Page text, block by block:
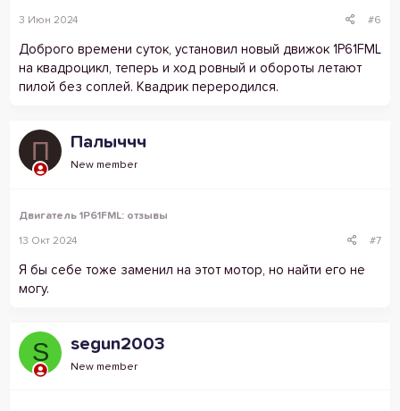
3 Июн 2024 #6
Доброго времени суток, установил новый движок 1P61FML
на квадроцикл, теперь и ход ровный и обороты летают
пилой без соплей. Квадрик переродился.
П Палыччч
New member
Двигатель 1P61FML: отзывы
13 Окт 2024 #7
Я бы себе тоже заменил на этот мотор, но найти его не
могу.
S segun2003
New member